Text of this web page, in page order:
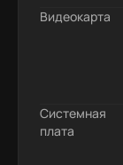
Видеокарта
Системная
плата